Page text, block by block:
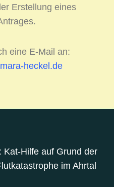
Erstellung eines
eine E-Mail an:
heckel.de
Kat-Hilfe auf Grund der
im Ahrtal